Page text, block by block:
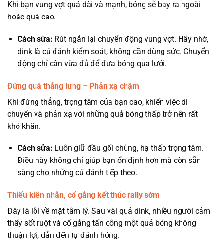
Khi bạn vung vợt quá dài và mạnh, bóng sẽ bay ra ngoài
hoặc quá cao.
Cách sửa: Rút ngắn lại chuyển động vung vợt. Hãy nhớ,
dink là cú đánh kiểm soát, không cần dùng sức. Chuyển
động chỉ cần vừa đủ để đưa bóng qua lưới.
Đứng quá thẳng lưng – Phản xạ chậm
Khi đứng thẳng, trọng tâm của bạn cao, khiến việc di
chuyển và phản xạ với những quả bóng thấp trở nên rất
khó khăn.
Cách sửa: Luôn giữ đầu gối chùng, hạ thấp trọng tâm.
Điều này không chỉ giúp bạn ổn định hơn mà còn sẵn
sàng cho những cú đánh tiếp theo.
Thiếu kiên nhẫn, cố gắng kết thúc rally sớm
Đây là lỗi về mặt tâm lý. Sau vài quả dink, nhiều người cảm
thấy sốt ruột và cố gắng tấn công một quả bóng không
thuận lợi, dẫn đến tự đánh hỏng.